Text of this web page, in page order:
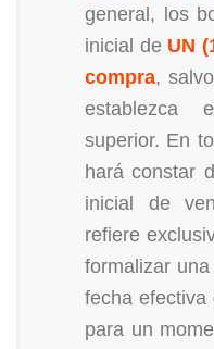
general, los
inicial de UN
compra,
establezca
superior. En
hará constar
inicial de
refiere
formalizar
fecha efectiva
para un